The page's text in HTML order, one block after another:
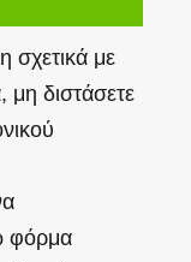
σχετικά με
διστάσετε
φόρμα